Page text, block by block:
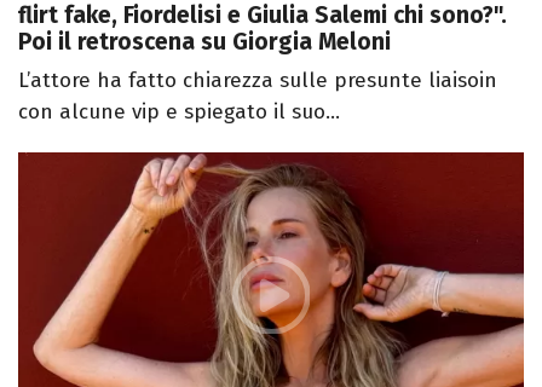
flirt fake, Fiordelisi e Giulia Salemi chi sono?".
Poi il retroscena su Giorgia Meloni
L’attore ha fatto chiarezza sulle presunte liaisoin
con alcune vip e spiegato il suo...